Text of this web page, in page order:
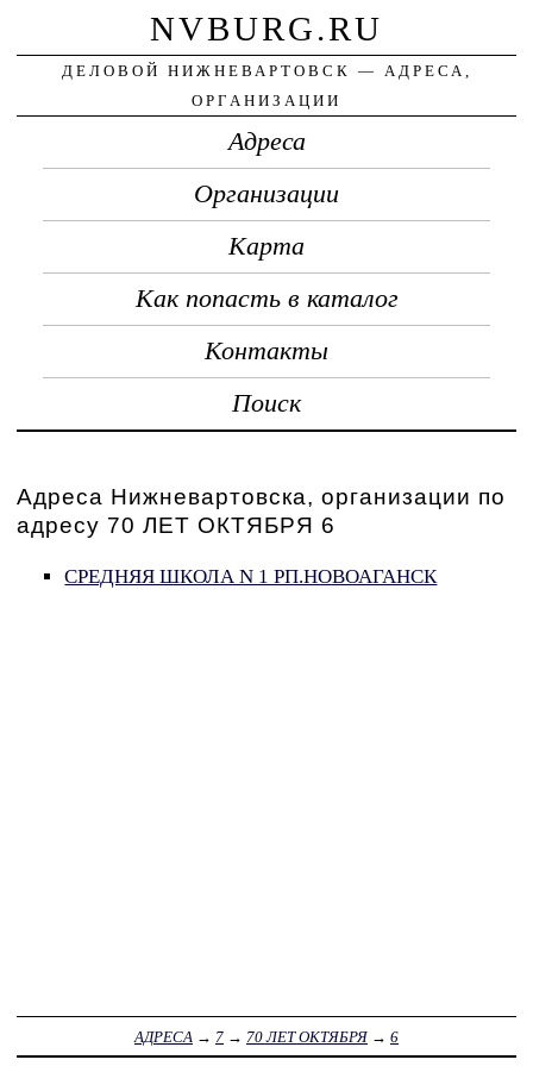
NVBURG.RU
ДЕЛОВОЙ НИЖНЕВАРТОВСК — АДРЕСА,
ОРГАНИЗАЦИИ
Адреса
Организации
Карта
Как попасть в каталог
Контакты
Поиск
Адреса Нижневартовска, организации по
адресу 70 ЛЕТ ОКТЯБРЯ 6
СРЕДНЯЯ ШКОЛА N 1 РП.НОВОАГАНСК
АДРЕСА → 7 → 70 ЛЕТ ОКТЯБРЯ → 6